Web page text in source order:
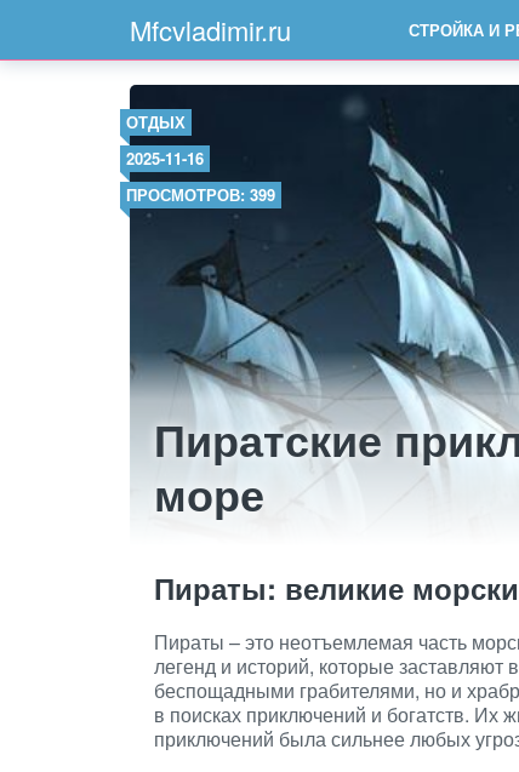
Mfcvladimir.ru СТРОЙКА И
ОТДЫХ
2025-11-16
ПРОСМОТРОВ: 399
Пиратские
море
Пираты: великие
Пираты – это неотъемлемая часть
легенд и историй, которые
беспощадными грабителями, но и
в поисках приключений и богатств.
приключений была сильнее любых